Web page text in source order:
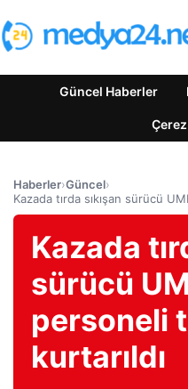
Güncel Haberler
Haberler›Güncel›
Kazada tırda sıkışan sürücü
Kazada
sürücü
personeli
kurtarıldı